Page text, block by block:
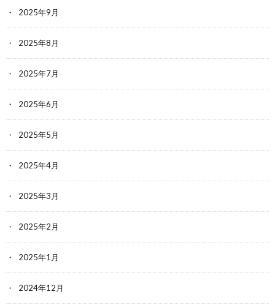
2025年9月
2025年8月
2025年7月
2025年6月
2025年5月
2025年4月
2025年3月
2025年2月
2025年1月
2024年12月